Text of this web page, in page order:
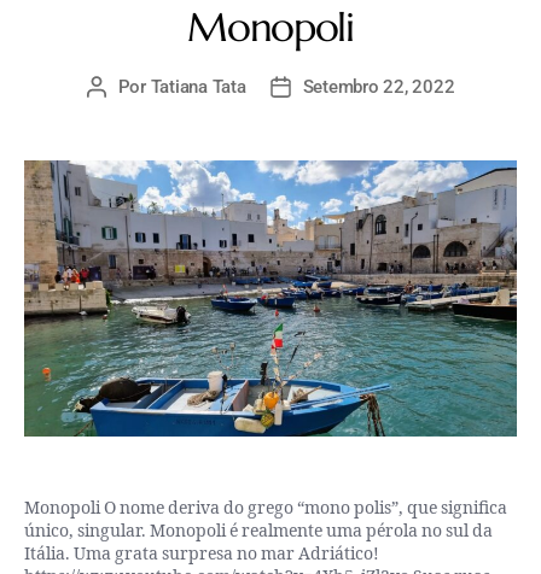
Monopoli
Por Tatiana Tata Setembro 22, 2022
Monopoli O nome deriva do grego “mono polis”, que significa
único, singular. Monopoli é realmente uma pérola no sul da
Itália. Uma grata surpresa no mar Adriático!